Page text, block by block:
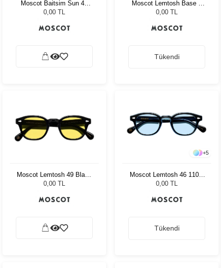
Moscot Baitsim Sun 48
Vintage Rose Den Bl
0,00 TL
Moscot Lemtosh Base 2
Sun 49 Black Bel Air Blue
0,00 TL
Tükendi
Moscot Lemtosh 49 Black
Mellow Yellow
0,00 TL
+5
Moscot Lemtosh 46 110 Ii
Blue Bel Air Blue
0,00 TL
Tükendi